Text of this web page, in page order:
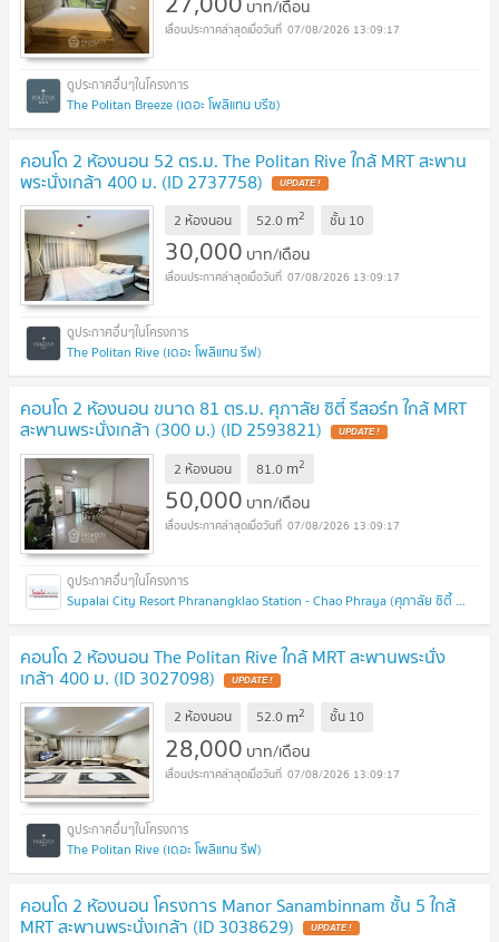
บาท/เดือน
07/08/2026 13:09:17
The Politan Breeze (เดอะ โพลิแทน บรีซ)
คอนโด 2 ห้องนอน 52 ตร.ม. The Politan Rive ใกล้ MRT สะพาน
พระนั่งเกล้า 400 ม. (ID 2737758)
2 ห้องนอน 52.0 m2 ชั้น 10
30,000 บาท/เดือน
07/08/2026 13:09:17
The Politan Rive (เดอะ โพลิแทน รีฟ)
คอนโด 2 ห้องนอน ขนาด 81 ตร.ม. ศุภาลัย ซิตี้ รีสอร์ท ใกล้ MRT
สะพานพระนั่งเกล้า (300 ม.) (ID 2593821)
2 ห้องนอน 81.0 m2
50,000 บาท/เดือน
07/08/2026 13:09:17
Supalai City Resort Phranangklao Station - Chao Phraya (ศุภาลัย ซิตี้ รีสอร์ท สถานีพระนั่งเกล้า - เจ้าพระยา)
คอนโด 2 ห้องนอน The Politan Rive ใกล้ MRT สะพานพระนั่ง
เกล้า 400 ม. (ID 3027098)
2 ห้องนอน 52.0 m2 ชั้น 10
28,000 บาท/เดือน
07/08/2026 13:09:17
The Politan Rive (เดอะ โพลิแทน รีฟ)
คอนโด 2 ห้องนอน โครงการ Manor Sanambinnam ชั้น 5 ใกล้
MRT สะพานพระนั่งเกล้า (ID 3038629)